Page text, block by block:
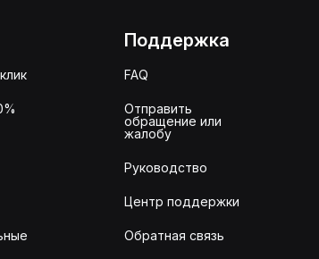
Поддержка
FAQ
Отправить
обращение или
жалобу
Руководство
Центр поддержки
Обратная связь